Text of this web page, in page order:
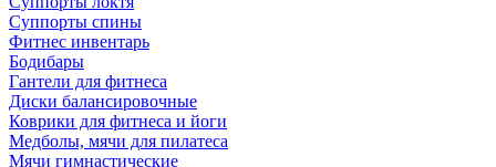
Суппорты спины
Фитнес инвентарь
Бодибары
Гантели для фитнеса
Диски балансировочные
Коврики для фитнеса и йоги
Медболы, мячи для пилатеса
Мячи гимнастические